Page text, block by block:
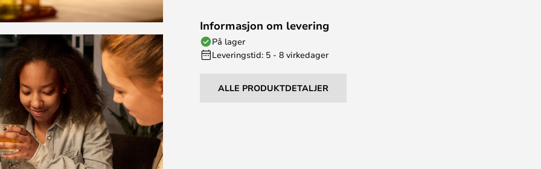
Informasjon om levering
På lager
Leveringstid: 5 - 8 virkedager
ALLE PRODUKTDETALJER